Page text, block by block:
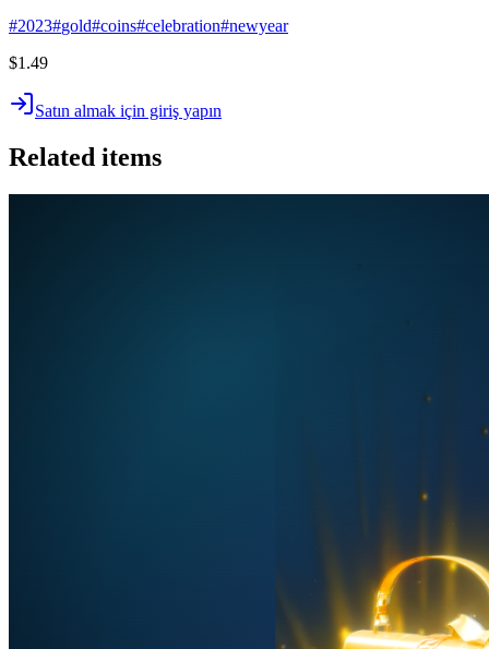
#2023#gold#coins#celebration#newyear
$1.49
Satın almak için giriş yapın
Related items